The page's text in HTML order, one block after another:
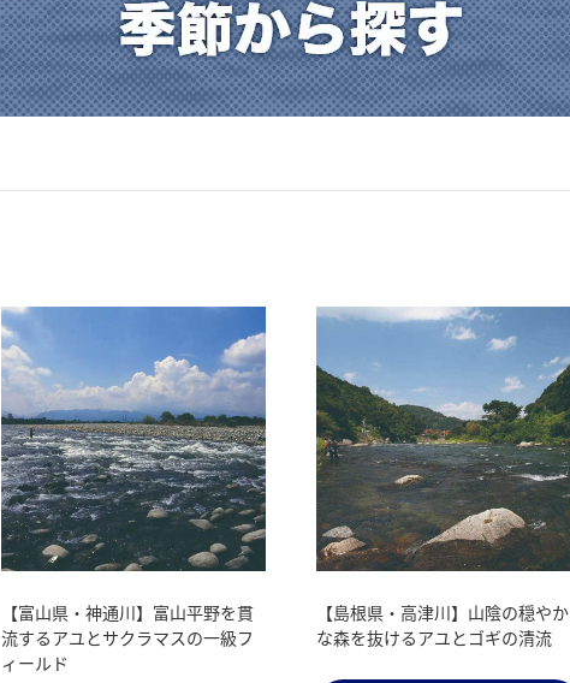
グルメも釣りもマダイで華やぐ春
の宇和島
早期から春の川釣りが楽しめる大
分県日田市
【富山県・神通川】富山平野を貫
流するアユとサクラマスの一級フ
ィールド
【島根県・高津川】山陰の穏やか
な森を抜けるアユとゴギの清流